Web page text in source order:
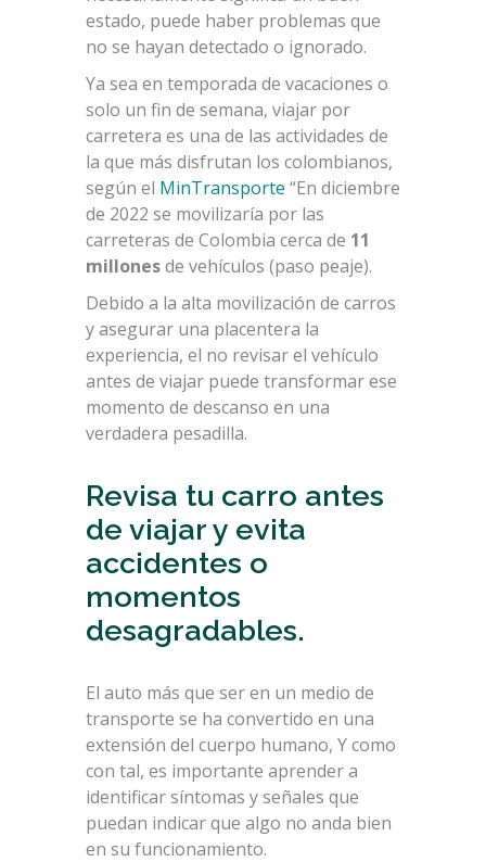
estado, puede haber problemas que
no se hayan detectado o ignorado.
Ya sea en temporada de vacaciones o
solo un fin de semana, viajar por
carretera es una de las actividades de
la que más disfrutan los colombianos,
según el MinTransporte “En diciembre
de 2022 se movilizaría por las
carreteras de Colombia cerca de 11
millonesde vehículos (paso peaje).
Debido a la alta movilización de carros
y asegurar una placentera la
experiencia, el no revisar el vehículo
antes de viajar puede transformar ese
momento de descanso en una
verdadera pesadilla.
Revisa tu carro antes
de viajar y evita
accidentes o
momentos
desagradables.
El auto más que ser en un medio de
transporte se ha convertido en una
extensión del cuerpo humano, Y como
con tal, es importante aprender a
identificar síntomas y señales que
puedan indicar que algo no anda bien
en su funcionamiento.